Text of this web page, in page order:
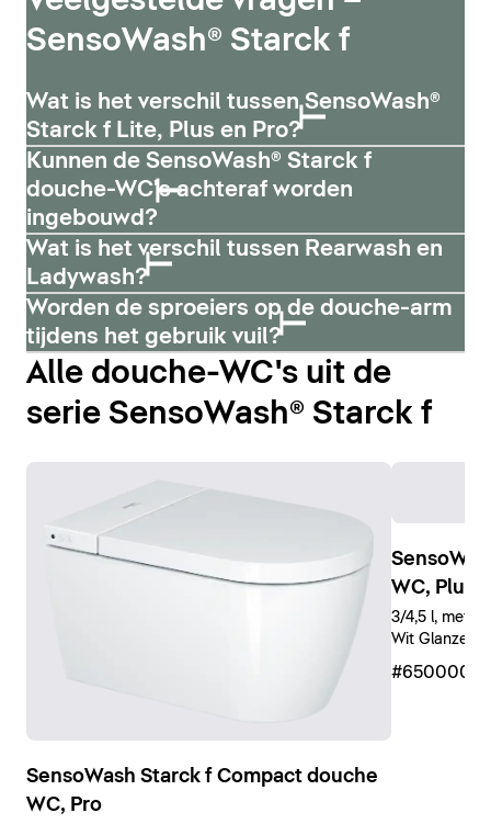
SensoWash® Starck f
Wat is het verschil tussen SensoWash®
Starck f Lite, Plus en Pro?
Kunnen de SensoWash® Starck f
douche-WC's achteraf worden
ingebouwd?
Wat is het verschil tussen Rearwash en
Ladywash?
Worden de sproeiers op de douche-arm
tijdens het gebruik vuil?
Alle douche-WC's uit de
serie SensoWash® Starck f
SensoWash Starck f Compact douche
WC, Pro
WC, Plus
3/4,5 l, met
Wit Glanzend